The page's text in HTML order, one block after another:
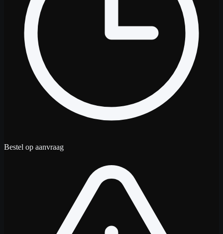
Bestel op aanvraag